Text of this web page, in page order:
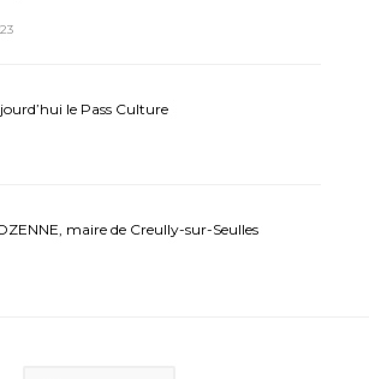
le Pass Culture
maire de Creully-sur-Seulles